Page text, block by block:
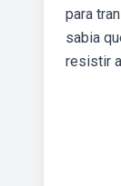
para
sabia
resistir